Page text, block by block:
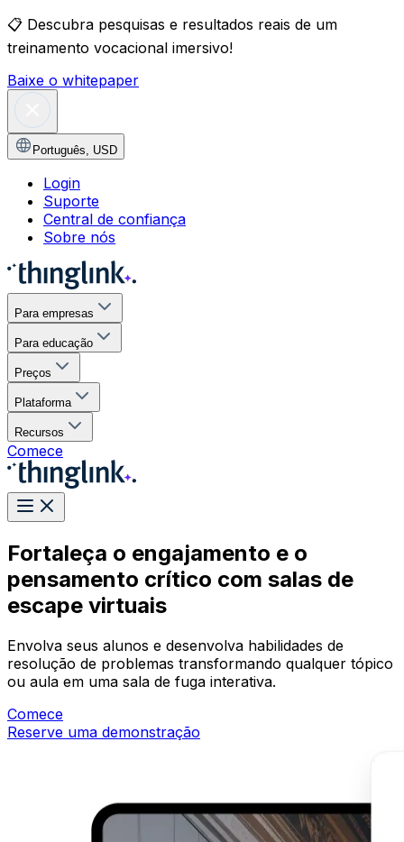
📋 Descubra pesquisas e resultados reais de um
treinamento vocacional imersivo!
Baixe o whitepaper
Português, USD
Login
Suporte
Central de confiança
Sobre nós
Para empresas
Para educação
Preços
Plataforma
Recursos
Comece
Fortaleça o engajamento e o
pensamento crítico com salas de
escape virtuais
Envolva seus alunos e desenvolva habilidades de
resolução de problemas transformando qualquer tópico
ou aula em uma sala de fuga interativa.
Comece
Reserve uma demonstração